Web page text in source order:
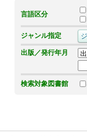
言語区分
ジャンル指定
出版／発行年月
検索対象図書館